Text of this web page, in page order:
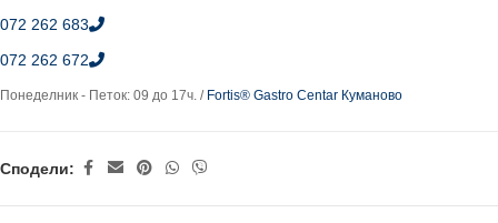
072 262 683
072 262 672
Понеделник - Петок: 09 до 17ч. / Fortis® Gastro Centar Куманово
Сподели: